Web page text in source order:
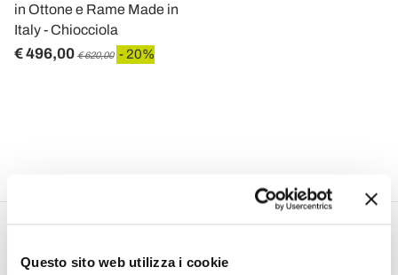
Questo sito web utilizza i cookie
in Ottone e Rame Made in
Italy - Chiocciola
€ 496,00 € 620,00 - 20%